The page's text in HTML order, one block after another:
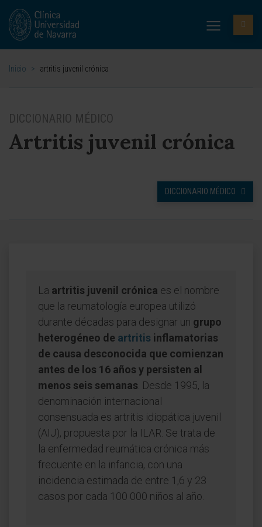
Inicio > artritis juvenil crónica
DICCIONARIO MÉDICO
Artritis juvenil crónica
DICCIONARIO MÉDICO
La artritis juvenil crónica es el nombre
que la reumatología europea utilizó
durante décadas para designar un grupo
heterogéneo de artritis inflamatorias
de causa desconocida que comienzan
antes de los 16 años y persisten al
menos seis semanas . Desde 1995, la
denominación internacional
consensuada es artritis idiopática juvenil
(AIJ), propuesta por la ILAR. Se trata de
la enfermedad reumática crónica más
frecuente en la infancia, con una
incidencia estimada de entre 1,6 y 23
casos por cada 100 000 niños al año.